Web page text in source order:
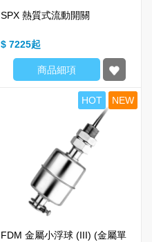
SPX 熱質式流動開關
$ 7225
商品細項
HOT NEW
FDM 金屬小浮球 (III) (金屬單